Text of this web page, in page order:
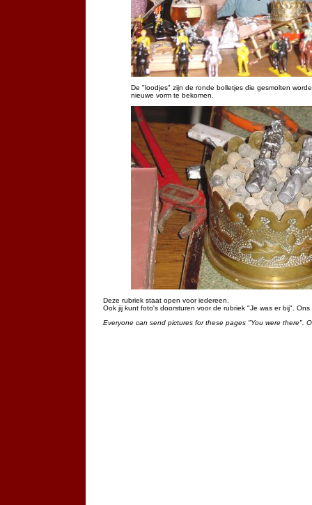
De "loodjes" zijn de ronde bolletjes die gesmolten
nieuwe vorm te bekomen.
Deze rubriek staat open voor iedereen.
Ook jij kunt foto's doorsturen voor de rubriek "Je was er bij".
Everyone can send pictures for these pages "You were there".